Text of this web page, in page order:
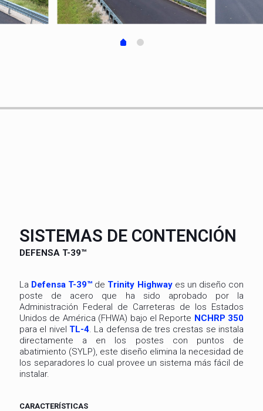
SISTEMAS DE CONTENCIÓN
DEFENSA T-39™
La Defensa T-39™ de Trinity Highwayes un diseño con
poste de acero que ha sido aprobado por la
Administración Federal de Carreteras de los Estados
Unidos de América (FHWA) bajo el Reporte NCHRP 350
para el nivel TL-4. La defensa de tres crestas se instala
directamente a en los postes con puntos de
abatimiento (SYLP), este diseño elimina la necesidad de
los separadores lo cual provee un sistema más fácil de
instalar.
CARACTERÍSTICAS